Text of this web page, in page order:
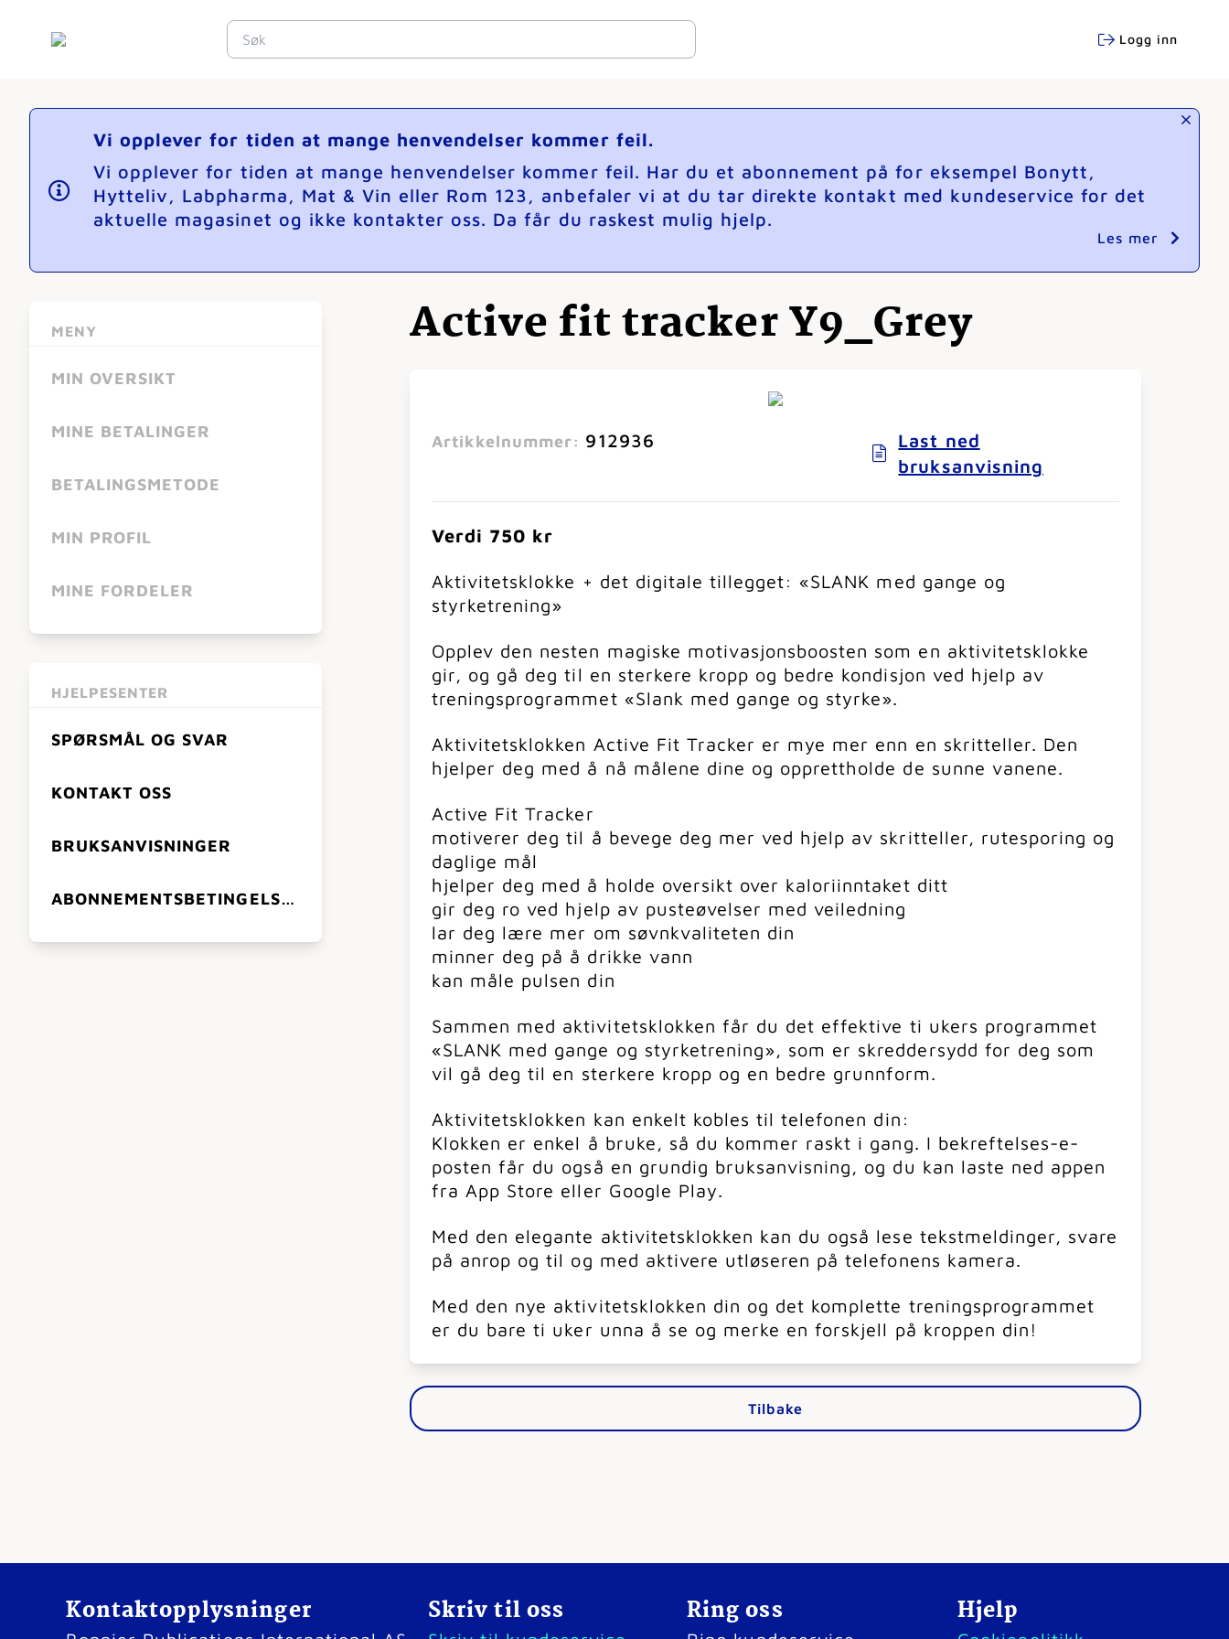
Logg inn
Vi opplever for tiden at mange henvendelser kommer feil.
Vi opplever for tiden at mange henvendelser kommer feil. Har du et abonnement på for eksempel Bonytt,
Hytteliv, Labpharma, Mat & Vin eller Rom 123, anbefaler vi at du tar direkte kontakt med kundeservice for det
aktuelle magasinet og ikke kontakter oss. Da får du raskest mulig hjelp.
Les mer
MENY
MIN OVERSIKT
MINE BETALINGER
BETALINGSMETODE
MIN PROFIL
MINE FORDELER
HJELPESENTER
SPØRSMÅL OG SVAR
KONTAKT OSS
BRUKSANVISNINGER
ABONNEMENTSBETINGELSER
Active fit tracker Y9_Grey
Artikkelnummer: 912936
Last ned
bruksanvisning
Verdi 750 kr
Aktivitetsklokke + det digitale tillegget: «SLANK med gange og
styrketrening»
Opplev den nesten magiske motivasjonsboosten som en aktivitetsklokke
gir, og gå deg til en sterkere kropp og bedre kondisjon ved hjelp av
treningsprogrammet «Slank med gange og styrke».
Aktivitetsklokken Active Fit Tracker er mye mer enn en skritteller. Den
hjelper deg med å nå målene dine og opprettholde de sunne vanene.
Active Fit Tracker
motiverer deg til å bevege deg mer ved hjelp av skritteller, rutesporing og
daglige mål
hjelper deg med å holde oversikt over kaloriinntaket ditt
gir deg ro ved hjelp av pusteøvelser med veiledning
lar deg lære mer om søvnkvaliteten din
minner deg på å drikke vann
kan måle pulsen din
Sammen med aktivitetsklokken får du det effektive ti ukers programmet
«SLANK med gange og styrketrening», som er skreddersydd for deg som
vil gå deg til en sterkere kropp og en bedre grunnform.
Aktivitetsklokken kan enkelt kobles til telefonen din:
Klokken er enkel å bruke, så du kommer raskt i gang. I bekreftelses-e-
posten får du også en grundig bruksanvisning, og du kan laste ned appen
fra App Store eller Google Play.
Med den elegante aktivitetsklokken kan du også lese tekstmeldinger, svare
på anrop og til og med aktivere utløseren på telefonens kamera.
Med den nye aktivitetsklokken din og det komplette treningsprogrammet
er du bare ti uker unna å se og merke en forskjell på kroppen din!
Tilbake
Kontaktopplysninger Skriv til oss Ring oss Hjelp